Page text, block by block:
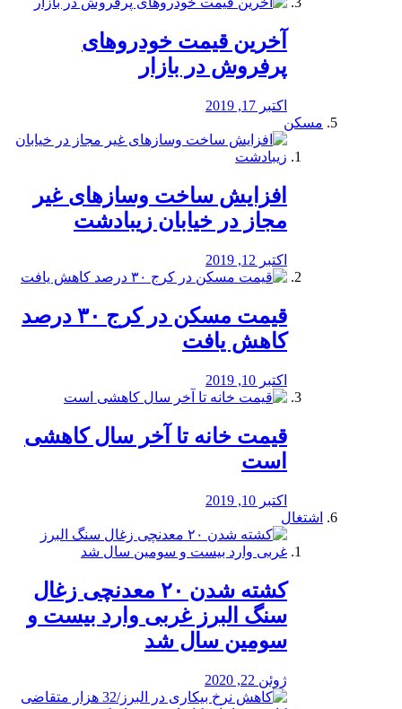
آخرین قیمت خودرو‌های
پرفروش در بازار
اکتبر 17, 2019
مسکن
افزایش ساخت وسازهای غیر
مجاز در خیابان زیبادشت
اکتبر 12, 2019
️قیمت مسکن در کرج ۳۰ درصد
کاهش یافت
اکتبر 10, 2019
قیمت خانه تا آخر سال کاهشی
است
اکتبر 10, 2019
اشتغال
کشته شدن ۲۰ معدنچی زغال
سنگ البرز غربی وارد بیست و
سومین سال شد
ژوئن 22, 2020